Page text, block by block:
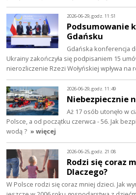
2026-06-29, godz. 11:51
Podsumowanie
Gdańsku
Gdańska konferencja
Ukrainy zakończyła się podpisaniem 15
nierozliczenie Rzezi Wołyńskiej wpływa na
2026-06-29, godz. 11:49
Niebezpiecznie
Aż 17 osób utonęło w
Polsce, a od początku czerwca - 56. Jak
wodą ? » więcej
2026-06-25, godz. 21:08
Rodzi się coraz
Dlaczego?
W Polsce rodzi się coraz mniej dzieci. Jak